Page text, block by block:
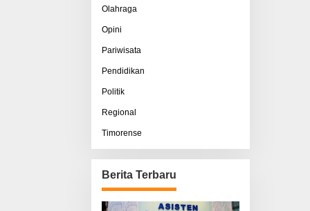
Olahraga
Opini
Pariwisata
Pendidikan
Politik
Regional
Timorense
Berita Terbaru